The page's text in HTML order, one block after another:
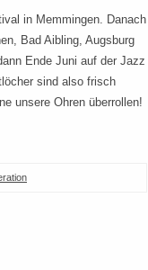
in Memmingen. Danach
Bad Aibling, Augsburg
Ende Juni auf der Jazz
sind also frisch
unsere Ohren überrollen!